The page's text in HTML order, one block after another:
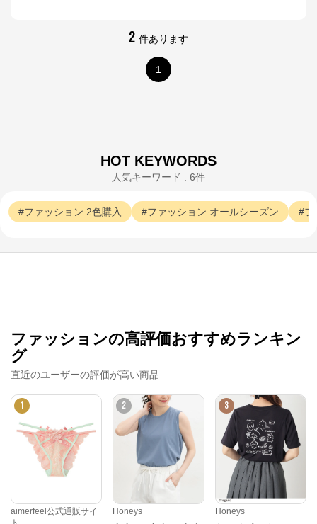
2 件あります
1
HOT KEYWORDS
人気キーワード : 6件
ファッション 2色購入 ファッション オールシーズン フ
ファッションの高評価おすすめランキン
グ
直近のユーザーの評価が高い商品
1
aimerfeel公式通販サイ
2
Honeys
3
Honeys